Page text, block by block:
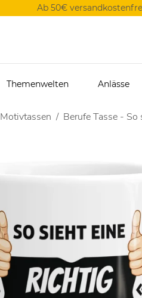
Ab 50€
Themenwelten Anlässe
Motivtassen Berufe Tasse -